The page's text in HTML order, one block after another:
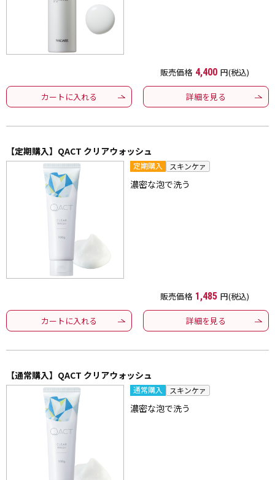
販売価格 4,400 円(税込)
カートに入れる 詳細を見る
【定期購入】QACT クリアウォッシュ
定期購入 スキンケァ
濃密な泡で洗う
販売価格 1,485 円(税込)
カートに入れる 詳細を見る
【通常購入】QACT クリアウォッシュ
通常購入 スキンケァ
濃密な泡で洗う